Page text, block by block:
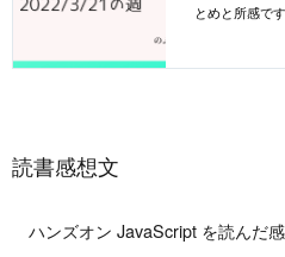
とめと所感です
読書感想文
ハンズオン JavaScript を読んだ感